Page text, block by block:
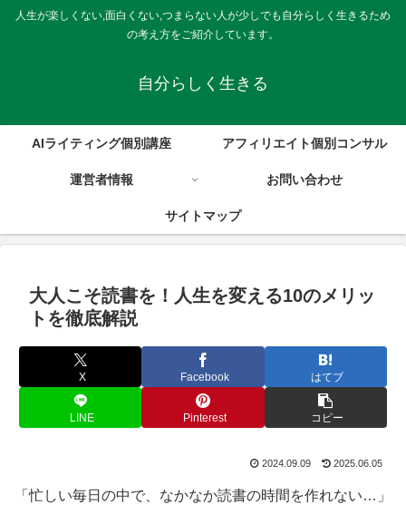
人生が楽しくない,面白くない,つまらない人が少しでも自分らしく生きるため
の考え方をご紹介しています。
自分らしく生きる
AIライティング個別講座 アフィリエイト個別コンサル
運営者情報 お問い合わせ
サイトマップ
大人こそ読書を！人生を変える10のメリッ
トを徹底解説
X Facebook はてブ
LINE Pinterest コピー
2024.09.09 2025.06.05
「忙しい毎日の中で、なかなか読書の時間を作れない…」